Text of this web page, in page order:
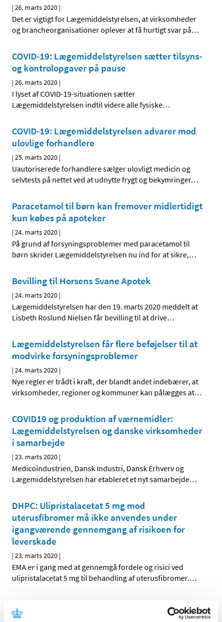
|26. marts 2020 |
Det er vigtigt for Lægemiddelstyrelsen, at virksomheder
og brancheorganisationer oplever at få hurtigt svar på…
COVID-19: Lægemiddelstyrelsen sætter tilsyns-
og kontrolopgaver på pause
|26. marts 2020 |
I lyset af COVID-19-situationen sætter
Lægemiddelstyrelsen indtil videre alle fysiske…
COVID-19: Lægemiddelstyrelsen advarer mod
ulovlige forhandlere
|25. marts 2020 |
Uautoriserede forhandlere sælger ulovligt medicin og
selvtests på nettet ved at udnytte frygt og bekymringer…
Paracetamol til børn kan fremover midlertidigt
kun købes på apoteker
|24. marts 2020 |
På grund af forsyningsproblemer med paracetamol til
børn skrider Lægemiddelstyrelsen nu ind for at sikre,…
Bevilling til Horsens Svane Apotek
|24. marts 2020 |
Lægemiddelstyrelsen har den 19. marts 2020 meddelt at
Lisbeth Roslund Nielsen får bevilling til at drive…
Lægemiddelstyrelsen får flere beføjelser til at
modvirke forsyningsproblemer
|24. marts 2020 |
Nye regler er trådt i kraft, der blandt andet indebærer, at
virksomheder, regioner og kommuner kan pålægges at…
COVID19 og produktion af værnemidler:
Lægemiddelstyrelsen og danske virksomheder
i samarbejde
|23. marts 2020 |
Medicoindustrien, Dansk Industri, Dansk Erhverv og
Lægemiddelstyrelsen har etableret et nyt samarbejde…
DHPC: Ulipristalacetat 5 mg mod
uterusfibromer må ikke anvendes under
igangværende gennemgang af risikoen for
leverskade
|23. marts 2020 |
EMA er i gang med at gennemgå fordele og risici ved
ulipristalacetat 5 mg til behandling af uterusfibromer.…
værnemidler: Danmark hjælper Danmark